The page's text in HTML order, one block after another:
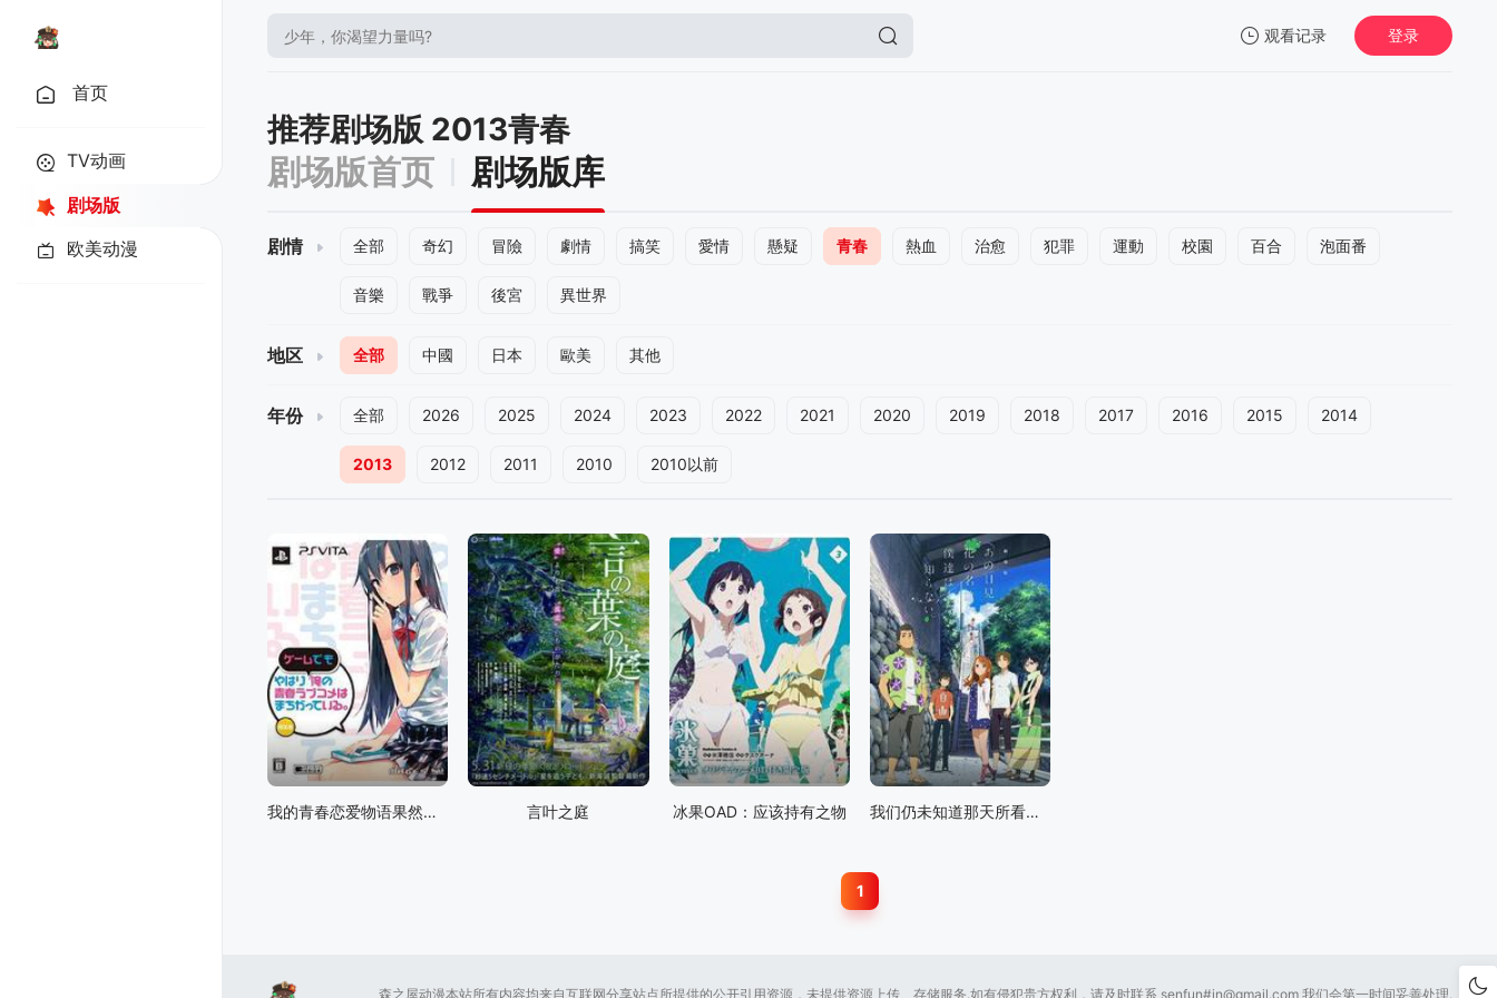
观看记录 登录
首页
TV动画
剧场版
欧美动漫
推荐剧场版 2013青春
剧场版首页 剧场版库
剧情 全部 奇幻 冒險 劇情 搞笑 愛情 懸疑 青春 熱血 治愈 犯罪 運動 校園 百合 泡面番
音樂 戰爭 後宮 異世界
地区 全部 中國 日本 歐美 其他
年份 全部 2026 2025 2024 2023 2022 2021 2020 2019 2018 2017 2016 2015 2014
2013 2012 2011 2010 2010以前
我的青春恋爱物语果然有问题 OVA 言叶之庭 冰果OAD：应该持有之物 我们仍未知道那天所看见的花的名字 剧场版
1
森之屋动漫本站所有内容均来自互联网分享站点所提供的公开引用资源，未提供资源上传、存储服务.如有侵犯贵方权利，请及时联系 senfun#in@gmail.com 我们会第一时间妥善处理.